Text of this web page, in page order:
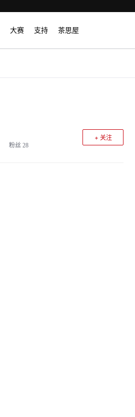
大赛 支持 茶思屋
粉丝 28
+ 关注